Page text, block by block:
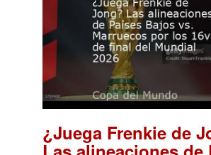
¿Juega Frenkie de